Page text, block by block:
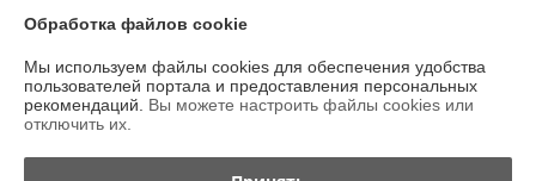
Юридическое лицо:ООО «ДельтаСток»
Регистрационный номер ЕГР: 391858596
УНП: 391858596
Регистрационный орган: Администрация ЖД района
Обработка файлов cookie
Мы используем файлы cookies для обеспечения удобства
пользователей портала и предоставления персональных
рекомендаций. Вы можете настроить файлы cookies или
отключить их.